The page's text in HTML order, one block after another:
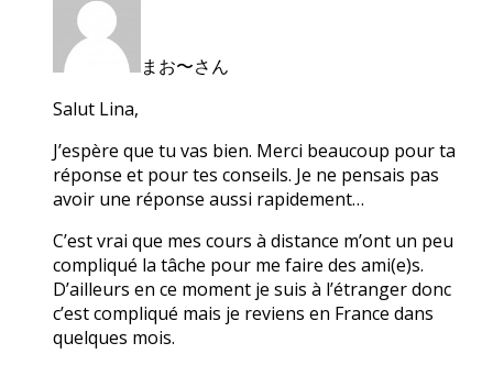
まお〜さん
Salut Lina,
J’espère que tu vas bien. Merci beaucoup pour ta
réponse et pour tes conseils. Je ne pensais pas
avoir une réponse aussi rapidement…
C’est vrai que mes cours à distance m’ont un peu
compliqué la tâche pour me faire des ami(e)s.
D’ailleurs en ce moment je suis à l’étranger donc
c’est compliqué mais je reviens en France dans
quelques mois.